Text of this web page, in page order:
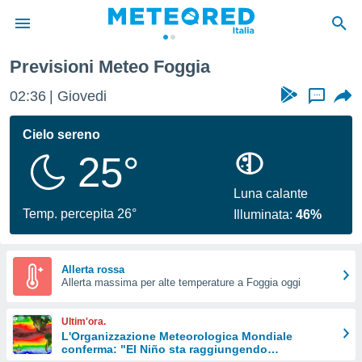
di
per
le
di
Web
le
Previsioni Meteo Foggia
02:36 Giovedi ...
Cielo sereno
25°
Temp. percepita 26°
Luna calante
Illuminata:46%
Allerta rossa
Allerta massima per alte temperature a Foggia oggi
Ultim'ora.
L'Organizzazione Meteorologica Mondiale
conferma: "El Niño sta raggiungendo